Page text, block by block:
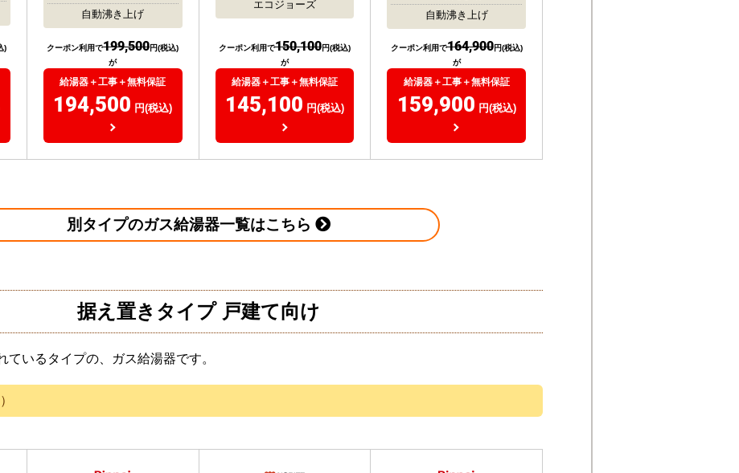
24号都市ガス
ボイスリモコン付属
温水暖房対応
自動たし湯
自動沸き上げ
194,500 円(税込)
4.85 (20
24号都市ガス
オート
ボイスリモコン付属
エコジョーズ
145,100 円(税込)
フルオート
エコジョーズ
配管自動洗浄
自動たし湯
自動沸き上げ
159,900
別タイプのガス給湯器一覧はこちら
据え置きタイプ 戸建て向け